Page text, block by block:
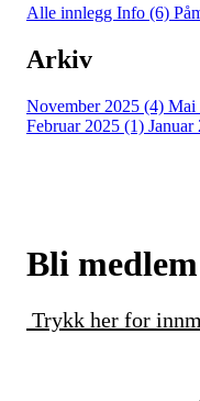
Alle innlegg Info (6)
Arkiv
November 2025 (4) Mai
Februar 2025 (1) Januar
Bli
Trykk her for